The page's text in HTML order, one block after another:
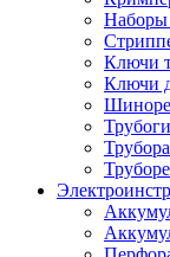
Наборы
Ключи
Ключи